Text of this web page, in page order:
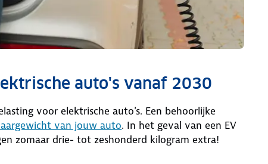
auto's vanaf 2030
voor elektrische auto's. Een behoorlijke
van jouw auto. In het geval van een EV
zomaar drie- tot zeshonderd kilogram extra!